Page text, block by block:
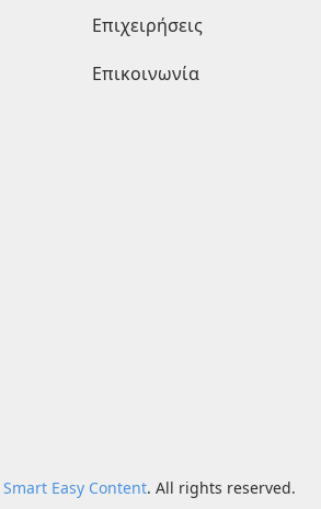
Επιχειρήσεις
Επικοινωνία
Smart Easy Content. All rights reserved.